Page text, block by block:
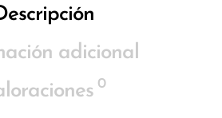
adicional
0